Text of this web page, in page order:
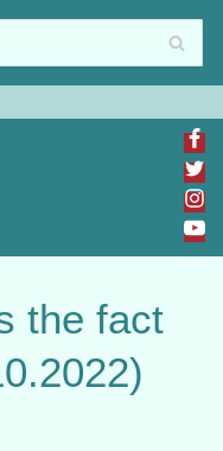
the fact